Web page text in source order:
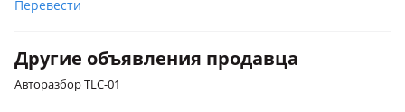
Перевести
Другие объявления продавца
Авторазбор TLC-01